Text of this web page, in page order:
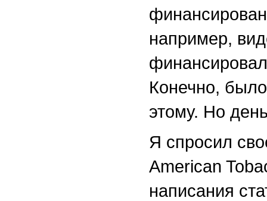
например,
Конечно,
этому. Но
Я спросил
American
написания